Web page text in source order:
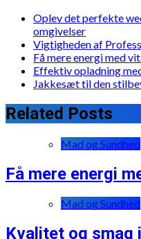
Oplev det perfekte
omgivelser
Vigtigheden af
Få mere energi med
Effektiv opladning
Jakkesæt til den
Related Posts
Mad og Sundhed
Få mere energi
Mad og Sundhed
Kvalitet og smag